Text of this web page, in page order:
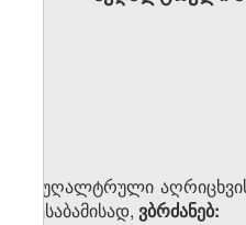
„ბუღალტრული
შესაბამისად, ვბრძანებ: